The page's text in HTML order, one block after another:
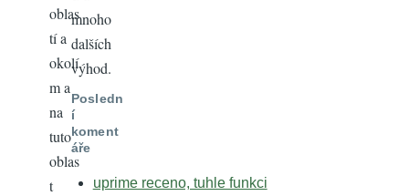
oblas
tí a
okolí
m a
na
tuto
oblas
t
mnoho
dalších
výhod.
Posledn
í
koment
áře
uprime receno, tuhle funkci